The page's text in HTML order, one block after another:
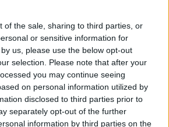
of the sale, sharing to third parties, or
or sensitive information for
us, please use the below opt-out
selection. Please note that after your
you may continue seeing
on personal information utilized by
disclosed to third parties prior to
separately opt-out of the further
information by third parties on the
är oftast inget som skapar